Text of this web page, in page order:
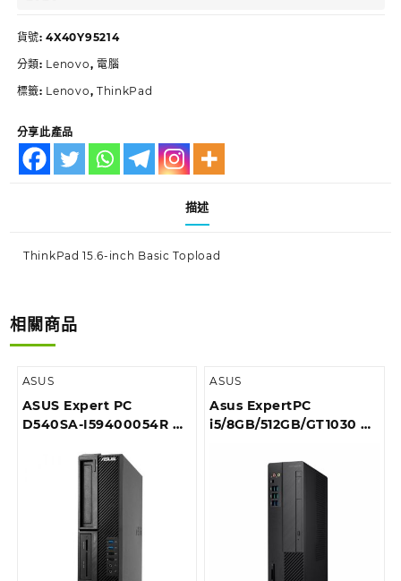
貨號:4X40Y95214
分類: Lenovo, 電腦
標籤: Lenovo, ThinkPad
分享此產品
描述
ThinkPad 15.6-inch Basic Topload
相關商品
ASUS
ASUS Expert PC
D540SA-I59400054R 商
ASUS
Asus ExpertPC
i5/8GB/512GB/GT1030 商
I59400003T